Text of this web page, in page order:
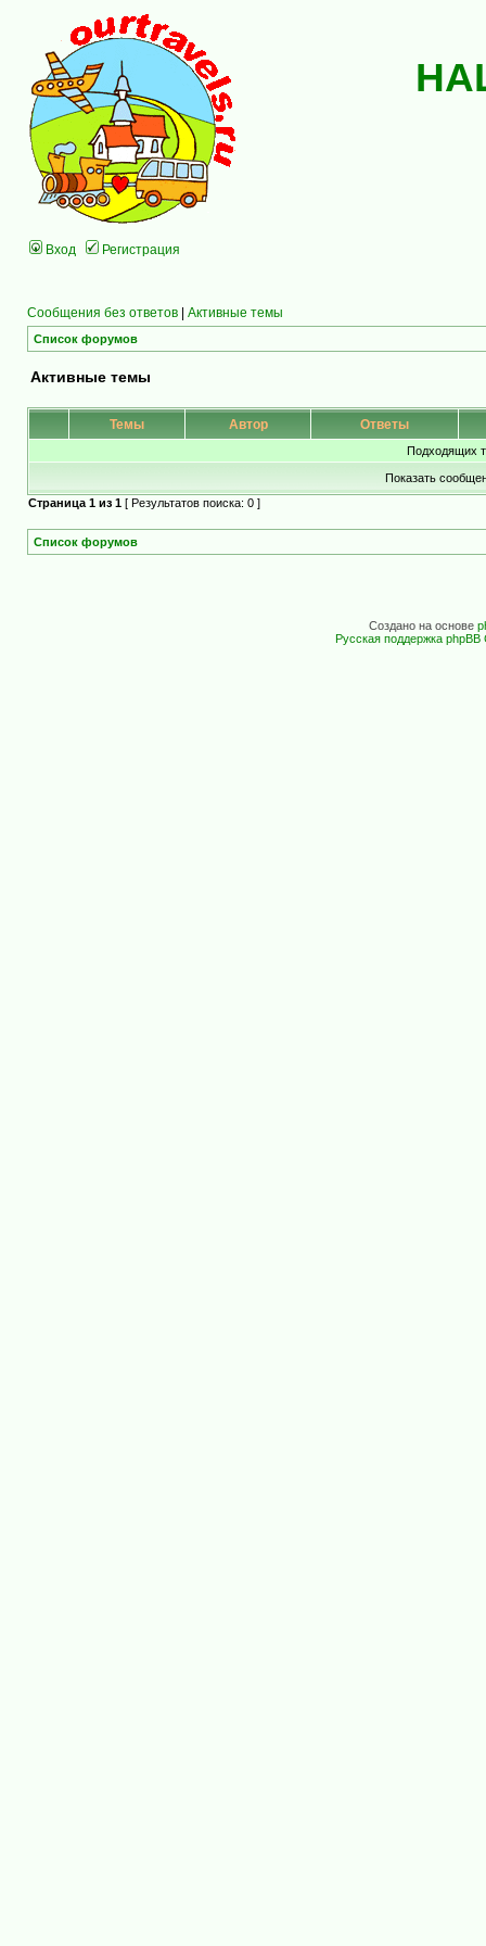
Вход Регистрация
Сообщения без ответов | Активные темы
Список форумов
Активные темы
Темы Автор Ответы
Подходящих
Показать
Страница 1 из 1 [ Результатов поиска: 0 ]
Список форумов
Создано на основе
Русская поддержка phpBB